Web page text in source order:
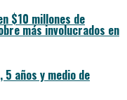
$10 millones de
más involucrados en
años y medio de